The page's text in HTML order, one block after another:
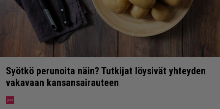
Syötkö perunoita näin? Tutkijat löysivät yhteyden
vakavaan kansansairauteen